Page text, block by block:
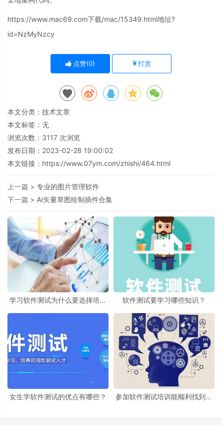
https://www.mac69.com下载/mac/15349.html地址?
id=NzMyNzcy
点赞(0) 打赏
本文分类： 技术文章
本文标签：无
浏览次数： 3117 次浏览
发布日期：2023-02-28 19:00:02
本文链接： https://www.07ym.com/zhishi/464.html
上一篇 > 专业的图片管理软件
下一篇 > AI矢量草图绘制插件合集
学习软件测试为什么要选择培训
软件测试要学习哪些知识？
女生学软件测试的优点有哪些？
参加软件测试培训能顺利找到工